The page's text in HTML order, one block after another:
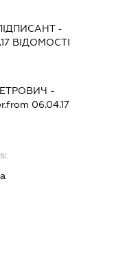
-
ВІДОМОСТІ
-
06.04.17